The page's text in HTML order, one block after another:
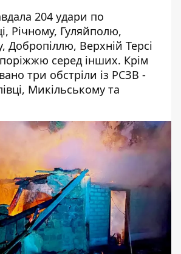
204 удари по
Річному, Гуляйполю,
Добропіллю, Верхній Терсі
серед інших. Крім
три обстріли із РСЗВ -
Микільському та